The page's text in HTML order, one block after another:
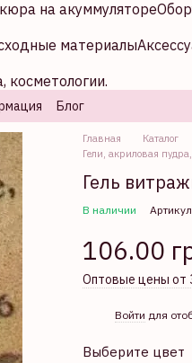
на акуммуляторе
материалы
косметологии.
Блог
Главная Каталог
Гели, акриловая
Гель
В наличии
106.00
Оптовые цены от
Войти для
Выберите цвет